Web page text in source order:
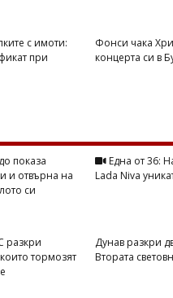
с имоти:
при
Фонси чака
концерта си в
показа
и отвърна на
си
Една от 36:
Lada Niva
разкри
тормозят
Дунав разкри
Втората